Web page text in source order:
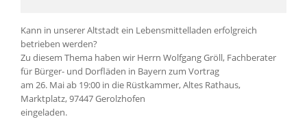
Kann in unserer Altstadt ein Lebensmittelladen erfolgreich
betrieben werden?
Zu diesem Thema haben wir Herrn Wolfgang Gröll, Fachberater
für Bürger- und Dorfläden in Bayern zum Vortrag
am 26. Mai ab 19:00 in die Rüstkammer, Altes Rathaus,
Marktplatz, 97447 Gerolzhofen
eingeladen.